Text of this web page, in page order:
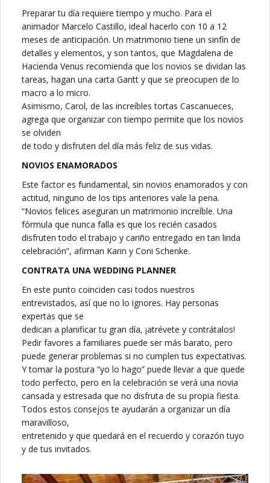
Preparar tu día requiere tiempo y mucho. Para el
animador Marcelo Castillo, ideal hacerlo con 10 a 12
meses de anticipación. Un matrimonio tiene un sinfín de
detalles y elementos, y son tantos, que Magdalena de
Hacienda Venus recomienda que los novios se dividan las
tareas, hagan una carta Gantt y que se preocupen de lo
macro a lo micro.
Asimismo, Carol, de las increíbles tortas Cascanueces,
agrega que organizar con tiempo permite que los novios
se olviden
de todo y disfruten del día más feliz de sus vidas.
NOVIOS ENAMORADOS
Este factor es fundamental, sin novios enamorados y con
actitud, ninguno de los tips anteriores vale la pena.
“Novios felices aseguran un matrimonio increíble. Una
fórmula que nunca falla es que los recién casados
disfruten todo el trabajo y cariño entregado en tan linda
celebración”, afirman Karin y Coni Schenke.
CONTRATA UNA WEDDING PLANNER
En este punto coinciden casi todos nuestros
entrevistados, así que no lo ignores. Hay personas
expertas que se
dedican a planificar tu gran día, ¡atrévete y contrátalos!
Pedir favores a familiares puede ser más barato, pero
puede generar problemas si no cumplen tus expectativas.
Y tomar la postura “yo lo hago” puede llevar a que quede
todo perfecto, pero en la celebración se verá una novia
cansada y estresada que no disfruta de su propia fiesta.
Todos estos consejos te ayudarán a organizar un día
maravilloso,
entretenido y que quedará en el recuerdo y corazón tuyo
y de tus invitados.